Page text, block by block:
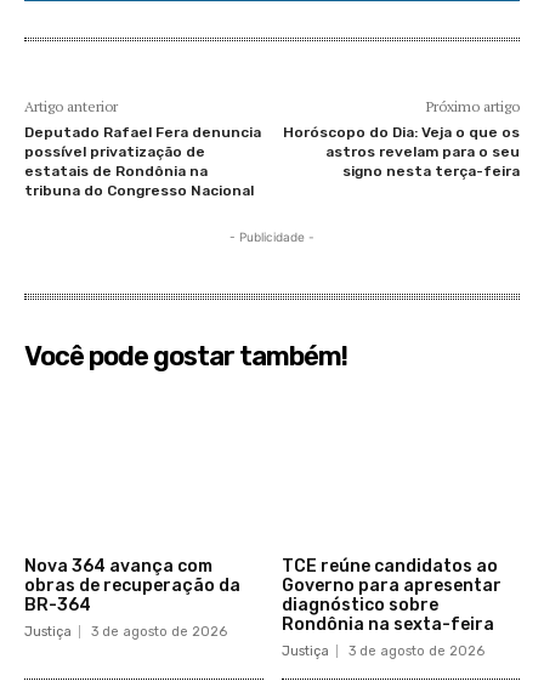
Artigo anterior
Deputado Rafael Fera denuncia
possível privatização de
estatais de Rondônia na
tribuna do Congresso Nacional
Próximo artigo
Horóscopo do Dia: Veja o que os
astros revelam para o seu
signo nesta terça-feira
- Publicidade -
Você pode gostar também!
​Nova 364 avança com
obras de recuperação da
BR-364​
Justiça 3 de agosto de 2026
TCE reúne candidatos ao
Governo para apresentar
diagnóstico sobre
Rondônia na sexta-feira
Justiça 3 de agosto de 2026